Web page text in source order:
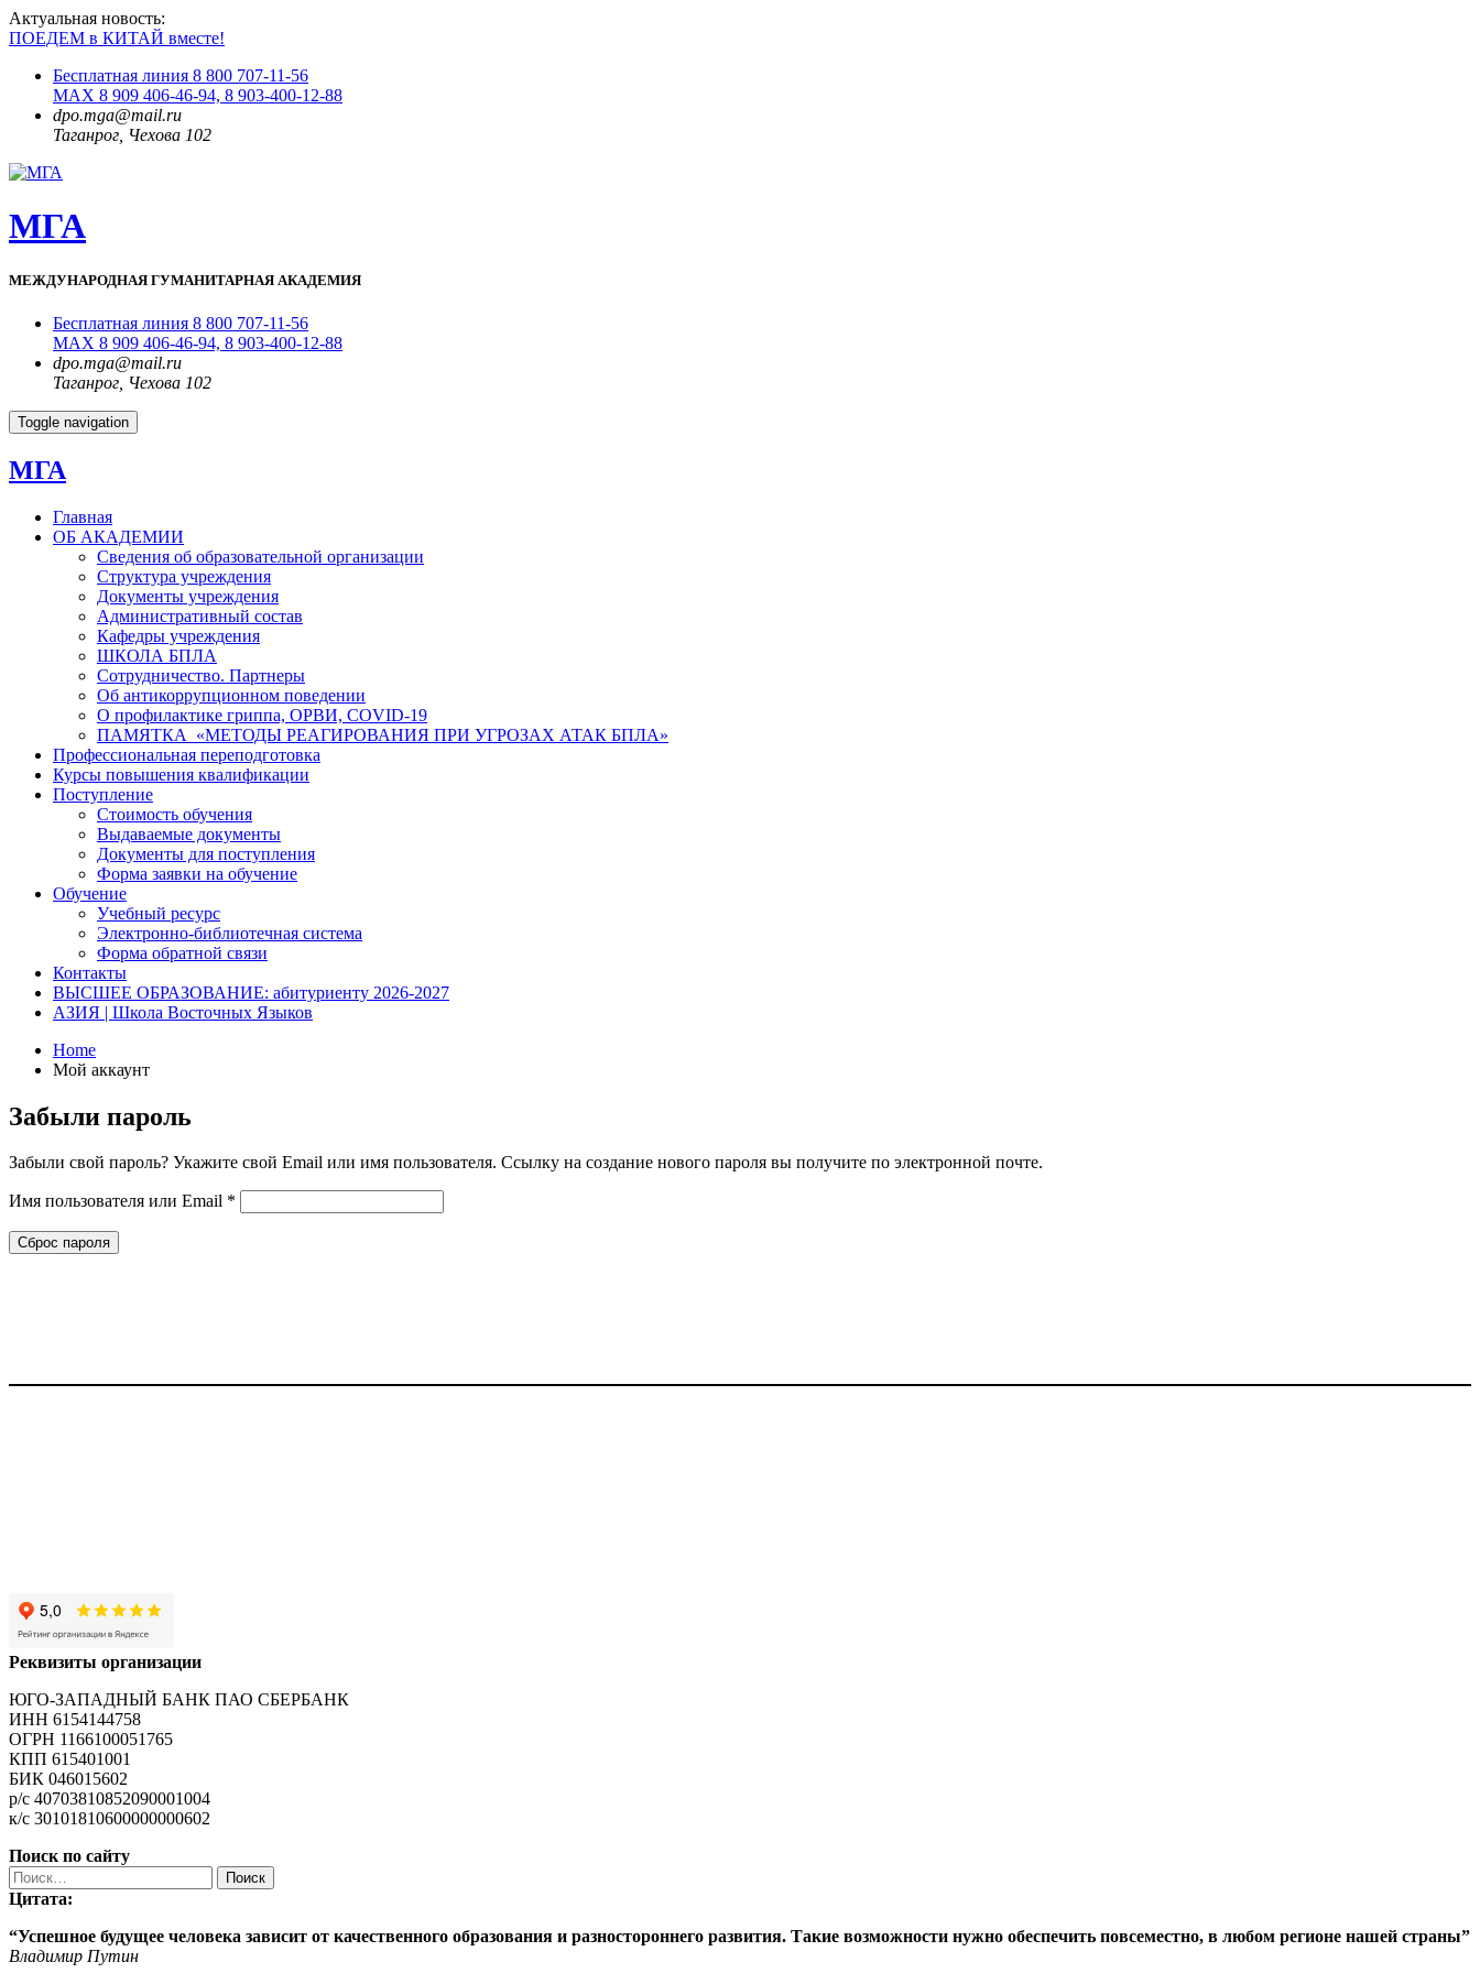
Актуальная новость:
ПОЕДЕМ в КИТАЙ вместе!
Бесплатная линия 8 800 707-11-56
MAX 8 909 406-46-94, 8 903-400-12-88
dpo.mga@mail.ru
Таганрог, Чехова 102
МГА
МЕЖДУНАРОДНАЯ ГУМАНИТАРНАЯ АКАДЕМИЯ
Бесплатная линия 8 800 707-11-56
MAX 8 909 406-46-94, 8 903-400-12-88
dpo.mga@mail.ru
Таганрог, Чехова 102
Toggle navigation
МГА
Главная
ОБ АКАДЕМИИ
Сведения об образовательной организации
Структура учреждения
Документы учреждения
Административный состав
Кафедры учреждения
ШКОЛА БПЛА
Сотрудничество. Партнеры
Об антикоррупционном поведении
О профилактике гриппа, ОРВИ, COVID-19
ПАМЯТКА «МЕТОДЫ РЕАГИРОВАНИЯ ПРИ УГРОЗАХ АТАК БПЛА»
Профессиональная переподготовка
Курсы повышения квалификации
Поступление
Стоимость обучения
Выдаваемые документы
Документы для поступления
Форма заявки на обучение
Обучение
Учебный ресурс
Электронно-библиотечная система
Форма обратной связи
Контакты
ВЫСШЕЕ ОБРАЗОВАНИЕ: абитуриенту 2026-2027
АЗИЯ | Школа Восточных Языков
Home
Мой аккаунт
Забыли пароль
Забыли свой пароль? Укажите свой Email или имя пользователя. Ссылку на создание нового пароля вы получите по электронной почте.
Имя пользователя или Email *
Сброс пароля
Реквизиты организации
ЮГО-ЗАПАДНЫЙ БАНК ПАО СБЕРБАНК
ИНН 6154144758
ОГРН 1166100051765
КПП 615401001
БИК 046015602
р/с 40703810852090001004
к/с 30101810600000000602
Поиск по сайту
Найти:
Цитата:
“Успешное будущее человека зависит от качественного образования и разностороннего развития. Такие возможности нужно обеспечить повсеместно, в любом регионе нашей страны”
Владимир Путин